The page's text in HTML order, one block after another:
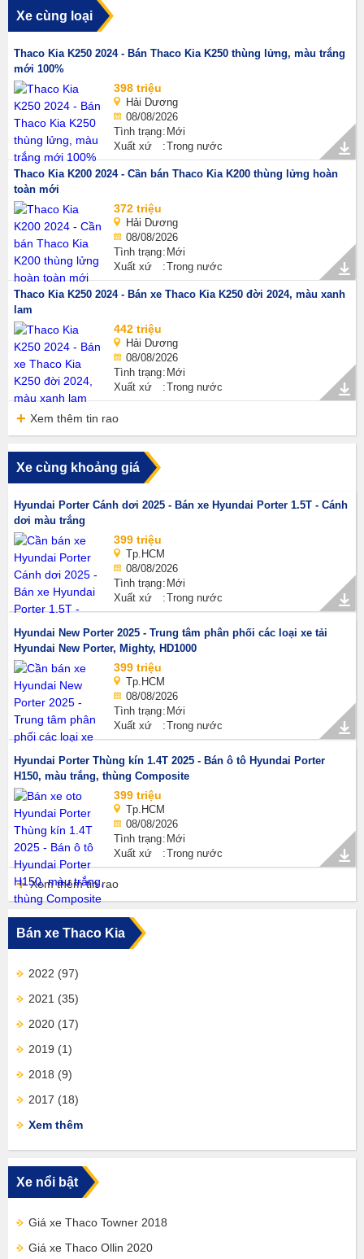
Xe cùng loại
Thaco Kia K250 2024 - Bán Thaco Kia K250 thùng lửng, màu trắng
mới 100%
398 triệu
Hải Dương
08/08/2026
Tình trạng Mới
Xuất xứ
Trong nước
Thaco Kia K200 2024 - Cần bán Thaco Kia K200 thùng lửng hoàn
toàn mới
372 triệu
Hải Dương
08/08/2026
Tình trạng Mới
Xuất xứ
Trong nước
Thaco Kia K250 2024 - Bán xe Thaco Kia K250 đời 2024, màu xanh
lam
442 triệu
Hải Dương
08/08/2026
Tình trạng Mới
Xuất xứ
Trong nước
Xem thêm tin rao
Xe cùng khoảng giá
Hyundai Porter Cánh dơi 2025 - Bán xe Hyundai Porter 1.5T - Cánh
dơi màu trắng
399 triệu
Tp.HCM
08/08/2026
Tình trạng Mới
Xuất xứ
Trong nước
Hyundai New Porter 2025 - Trung tâm phân phối các loại xe tải
Hyundai New Porter, Mighty, HD1000
399 triệu
Tp.HCM
08/08/2026
Tình trạng Mới
Xuất xứ
Trong nước
Hyundai Porter Thùng kín 1.4T 2025 - Bán ô tô Hyundai Porter
H150, màu trắng, thùng Composite
399 triệu
Tp.HCM
08/08/2026
Tình trạng Mới
Xuất xứ
Trong nước
Xem thêm tin rao
Bán xe Thaco Kia
2022 (97)
2021 (35)
2020 (17)
2019 (1)
2018 (9)
2017 (18)
Xem thêm
Xe nổi bật
Giá xe Thaco Towner 2018
Giá xe Thaco Ollin 2020